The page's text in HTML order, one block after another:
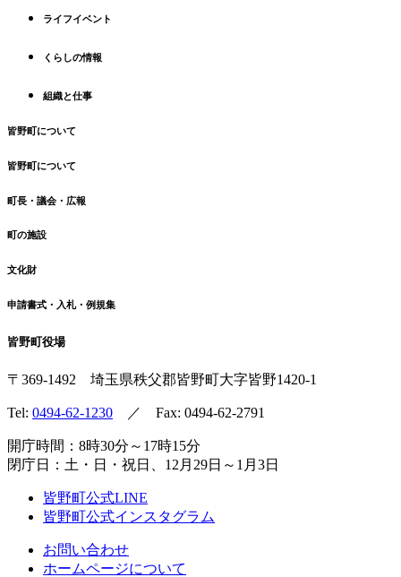
ライフイベント
くらしの情報
組織と仕事
皆野町について
皆野町について
町長・議会・広報
町の施設
文化財
申請書式・入札・例規集
皆野町役場
〒369-1492 埼玉県秩父郡皆野町大字皆野1420-1
Tel: 0494-62-1230 ／ Fax: 0494-62-2791
開庁時間：8時30分～17時15分
閉庁日：土・日・祝日、12月29日～1月3日
皆野町公式LINE
皆野町公式インスタグラム
お問い合わせ
ホームページについて